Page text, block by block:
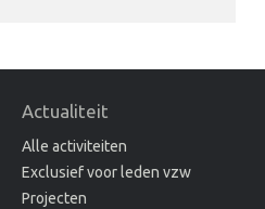
Actualiteit
Alle activiteiten
Exclusief voor leden vzw
Projecten